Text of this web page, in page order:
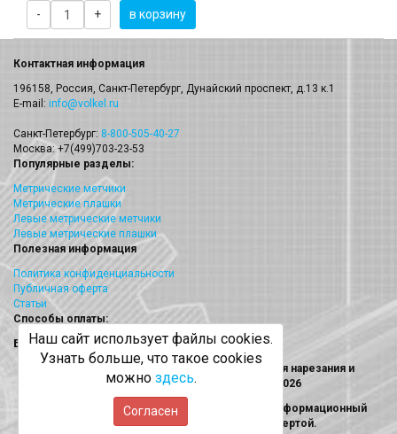
- + в корзину
Контактная информация
196158, Россия, Санкт-Петербург, Дунайский проспект, д.13 к.1
E-mail: info@volkel.ru
Санкт-Петербург: 8-800-505-40-27
Москва: +7(499)703-23-53
Популярные разделы:
Метрические метчики
Метрические плашки
Левые метрические метчики
Левые метрические плашки
Полезная информация
Политика конфиденциальности
Публичная оферта
Статьи
Способы оплаты:
Безналичный платеж
Volkel (Волкел) метчики, плашки, наборы для нарезания и
восстановления резьбы © 2013 - 2026
Информация на сайте носит исключительно информационный
характер и не является публичной офертой.
Наш сайт использует файлы cookies.
Узнать больше, что такое cookies
можно здесь.
Согласен